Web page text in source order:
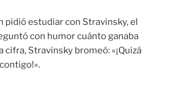
pidió estudiar con Stravinsky, el
con humor cuánto ganaba
cifra, Stravinsky bromeó: «¡Quizá